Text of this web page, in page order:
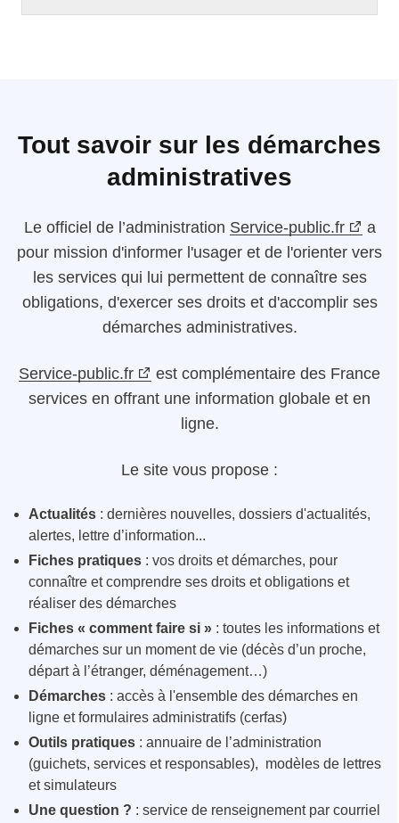
Tout savoir sur les démarches
administratives
Le officiel de l’administration Service-public.fr
a
pour mission d'informer l'usager et de l'orienter vers
les services qui lui permettent de connaître ses
obligations, d'exercer ses droits et d'accomplir ses
démarches administratives.
Service-public.fr
est complémentaire des France
services en offrant une information globale et en
ligne.
Le site vous propose :
Actualités : dernières nouvelles, dossiers d'actualités,
alertes, lettre d’information...
Fiches pratiques : vos droits et démarches, pour
connaître et comprendre ses droits et obligations et
réaliser des démarches
Fiches « comment faire si » : toutes les informations et
démarches sur un moment de vie (décès d’un proche,
départ à l’étranger, déménagement…)
Démarches : accès à l'ensemble des démarches en
ligne et formulaires administratifs (cerfas)
Outils pratiques : annuaire de l’administration
(guichets, services et responsables), modèles de lettres
et simulateurs
Une question ? : service de renseignement par courriel